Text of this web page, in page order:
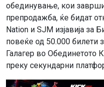
обединување, кои
препродажба, ќе бидат
Nation и SJM изјавија за
повеќе од 50.000 билети
Галагер во Обединетото
преку секундарни